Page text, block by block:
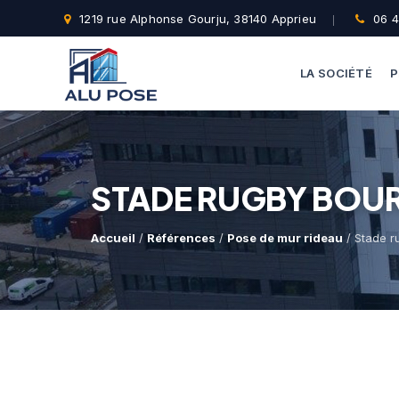
1219 rue Alphonse Gourju, 38140 Apprieu 06
LA SOCIÉTÉ
STADE RUGBY
Accueil / Références /Pose de mur rideau / Stade